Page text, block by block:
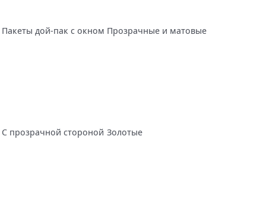
Пакеты дой-пак с окном Прозрачные и матовые
С прозрачной стороной Золотые